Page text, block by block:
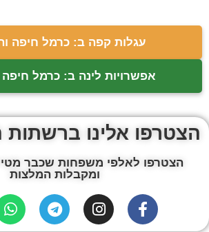
עגלות קפה ב: כרמל חיפה
אפשרויות לינה ב: כרמל
הצטרפו אלינו ברשתות
הצטרפו לאלפי משפחות שכבר
ומקבלות המלצות